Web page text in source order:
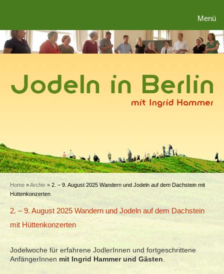
Home »Archiv » 2. – 9. August 2025 Wandern und Jodeln auf dem Dachstein mit
Hüttenkonzerten
2. – 9. August 2025 Wandern und Jodeln auf dem Dachstein
mit Hüttenkonzerten
Jodelwoche für erfahrene JodlerInnen und fortgeschrittene
AnfängerInnen mit Ingrid Hammer und Gästen
Menü